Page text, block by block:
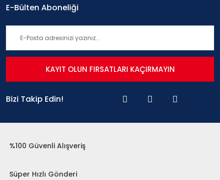
E-Bülten Aboneliği
KAYIT OLUN FIRSATLARI KAÇIRMAYIN
Bizi Takip Edin!
%100 Güvenli Alışveriş
Süper Hızlı Gönderi